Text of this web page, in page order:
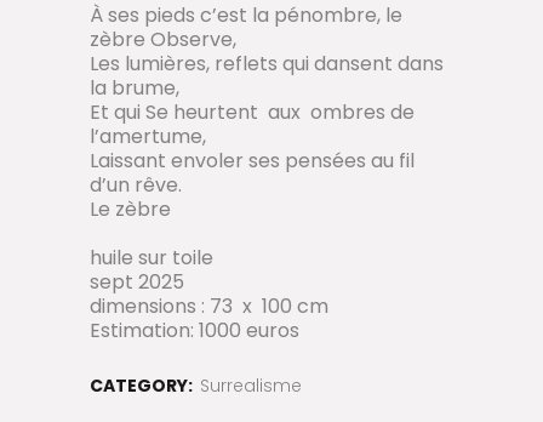
À ses pieds c’est la pénombre, le
zèbre Observe,
Les lumières, reflets qui dansent dans
la brume,
Et qui Se heurtent aux ombres de
l’amertume,
Laissant envoler ses pensées au fil
d’un rêve.
Le zèbre
huile sur toile
sept 2025
dimensions : 73 x 100 cm
Estimation: 1000 euros
CATEGORY: Surrealisme